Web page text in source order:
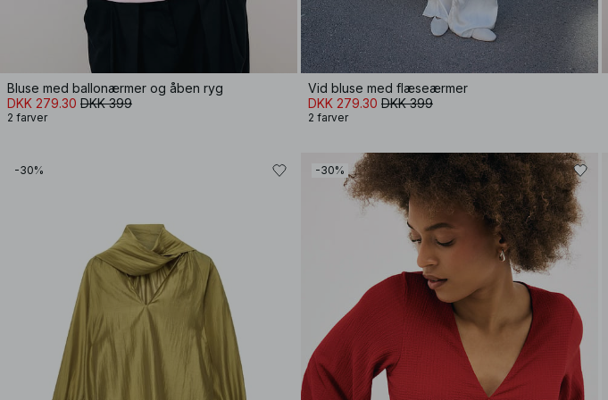
Bluse med ballonærmer og åben ryg
DKK 279.30 DKK 399
2 farver
Vid bluse med flæseærmer
DKK 279.30 DKK 399
2 farver
-30% -30%